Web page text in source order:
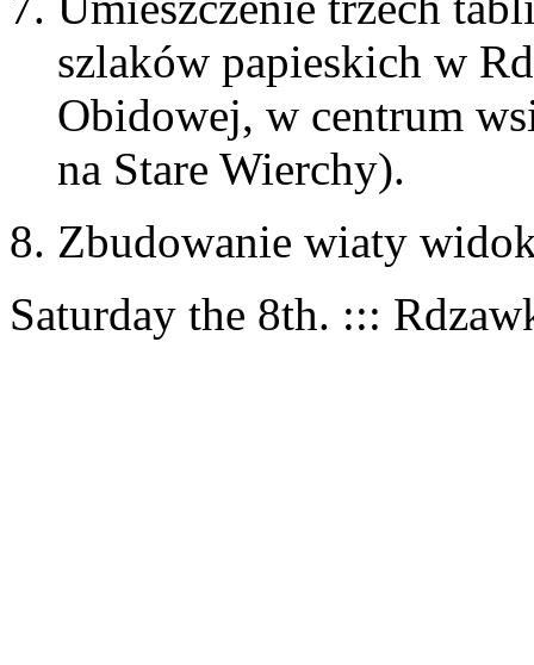
szlaków papieskich w
Obidowej, w centrum
na Stare Wierchy).
Zbudowanie wiaty
Saturday the 8th. :::